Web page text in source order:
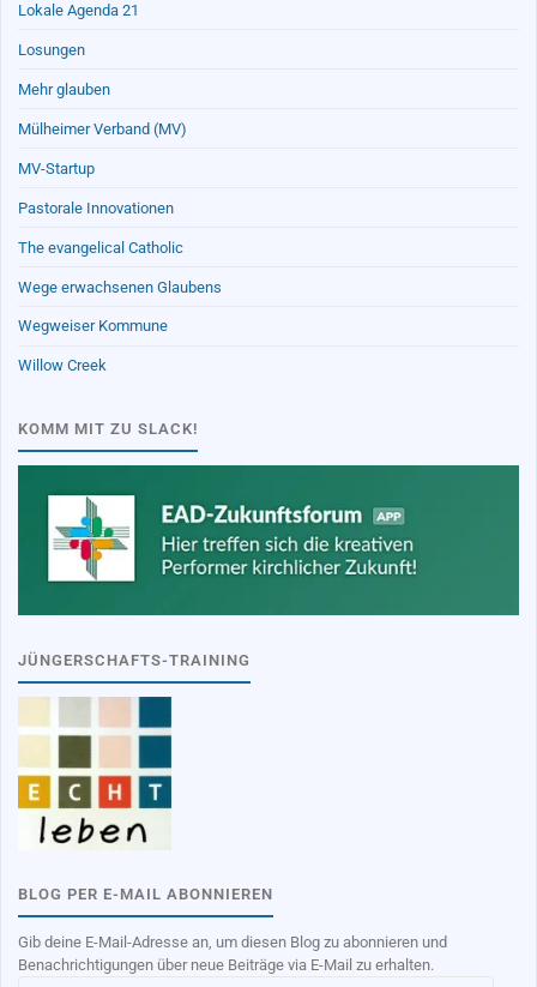
Lokale Agenda 21
Losungen
Mehr glauben
Mülheimer Verband (MV)
MV-Startup
Pastorale Innovationen
The evangelical Catholic
Wege erwachsenen Glaubens
Wegweiser Kommune
Willow Creek
KOMM MIT ZU SLACK!
JÜNGERSCHAFTS-TRAINING
BLOG PER E-MAIL ABONNIEREN
Gib deine E-Mail-Adresse an, um diesen Blog zu abonnieren und
Benachrichtigungen über neue Beiträge via E-Mail zu erhalten.